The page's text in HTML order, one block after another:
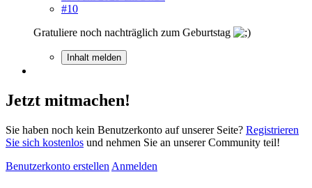
#10
Gratuliere noch nachträglich zum Geburtstag
Inhalt melden
Jetzt mitmachen!
Sie haben noch kein Benutzerkonto auf unserer Seite? Registrieren
Sie sich kostenlos und nehmen Sie an unserer Community teil!
Benutzerkonto erstellen Anmelden